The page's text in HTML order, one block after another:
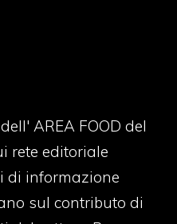
AREA FOOD del
rete editoriale
di informazione
sul contributo di